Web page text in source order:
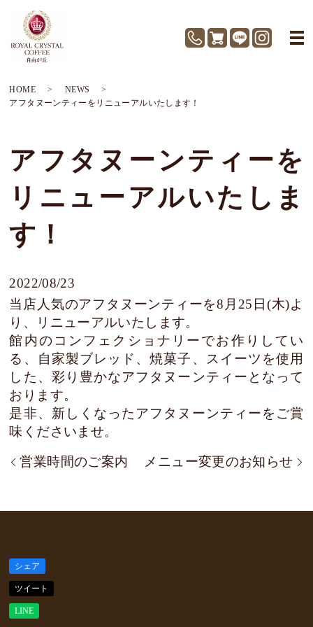
HOME
NEWS
アフタヌーンティーをリニューアルいたします！
アフタヌーンティーを
リニューアルいたしま
す！
2022/08/23
当店人気のアフタヌーンティーを8月25日(木)よ
り、リニューアルいたします。
館内のコンフェクショナリーでお作りしてい
る、自家製ブレッド、焼菓子、スイーツを使用
した、彩り豊かなアフタヌーンティーとなって
おります。
是非、新しくなったアフタヌーンティーをご賞
味くださいませ。
営業時間のご案内 メニュー変更のお知らせ
シェア
ツイート
LINE